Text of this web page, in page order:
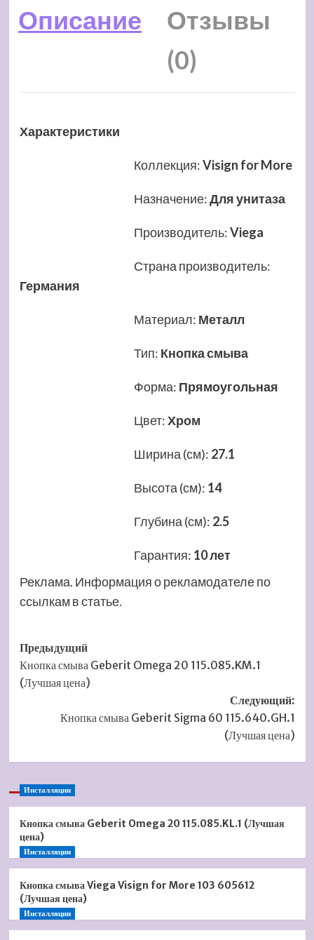
Описание
Отзывы
(0)
Характеристики
Коллекция:Visign for More
Назначение:Для унитаза
Производитель:Viega
Страна производитель:
Германия
Материал: Металл
Тип: Кнопка смыва
Форма: Прямоугольная
Цвет:Хром
Ширина (см): 27.1
Высота (см): 14
Глубина (см): 2.5
Гарантия: 10 лет
Реклама. Информация о рекламодателе по
ссылкам в статье.
Навигация
записи
Предыдущий
Кнопка смыва Geberit Omega 20 115.085.KM.1
(Лучшая цена)
Следующий:
Кнопка смыва Geberit Sigma 60 115.640.GH.1
(Лучшая цена)
Инсталляции
Кнопка смыва Geberit Omega 20 115.085.KL.1 (Лучшая
цена)
Инсталляции
Кнопка смыва Viega Visign for More 103 605612
(Лучшая цена)
Инсталляции